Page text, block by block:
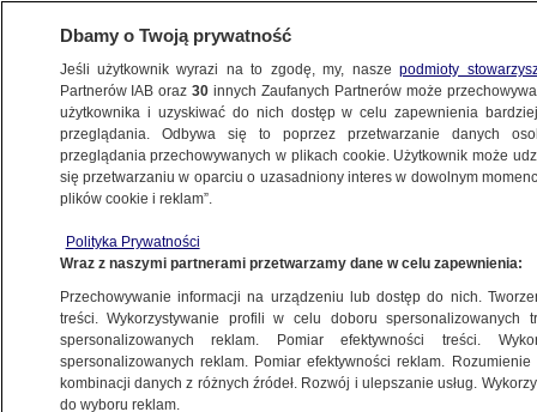
JEZIORO
"Jeden zaczął się topić, drugi ruszył
mu na ratunek". Obaj 13-latkowie
nie żyją
POZNAŃ
Wszedł do wody i zniknął.
Dramatyczny finał kąpieli w miejskim
Dbamy o Twoją prywatność
Jeśli użytkownik wyrazi na to zgodę, my, naszepodmioty
Partnerów IAB oraz30 innych Zaufanych Partnerów może
użytkownika i uzyskiwać do nich dostęp w celu zapewnienia
przeglądania. Odbywa się to poprzez przetwarzanie danych
przeglądania przechowywanych w plikach cookie. Użytkownik może
się przetwarzaniu w oparciu o uzasadniony interes w dowolnym
plików cookie i reklam”.
Polityka Prywatności
Wraz z naszymi partnerami przetwarzamy dane w celu zapewnienia:
Przechowywanie informacji na urządzeniu lub dostęp do nich.
treści. Wykorzystywanie profili w celu doboru spersonalizowanych
spersonalizowanych reklam. Pomiar efektywności treści.
spersonalizowanych reklam. Pomiar efektywności reklam.
kombinacji danych z różnych źródeł. Rozwój i ulepszanie usług.
do wyboru reklam.